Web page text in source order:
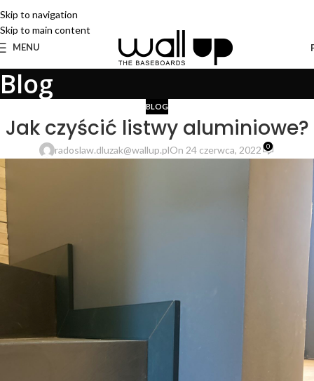
Skip to navigation
Skip to main content
MENU
Blog
BLOG
Jak czyścić listwy aluminiowe?
radoslaw.dluzak@wallup.plOn 24 czerwca, 2022 0